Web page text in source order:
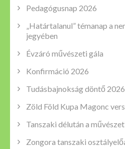
Pedagógusnap 2026
„Határtalanul” témanap a
jegyében
Évzáró művészeti gála
Konfirmáció 2026
Tudásbajnokság döntő 2026
Zöld Föld Kupa Magonc
Tanszaki délután a
Zongora tanszaki